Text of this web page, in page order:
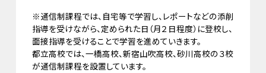
※通信制課程では、自宅等で学習し、レポートなどの添削
指導を受けながら、定められた日（月２日程度）に登校し、
面接指導を受けることで学習を進めていきます。
都立高校では、一橋高校、新宿山吹高校、砂川高校の３校
が通信制課程を設置しています。